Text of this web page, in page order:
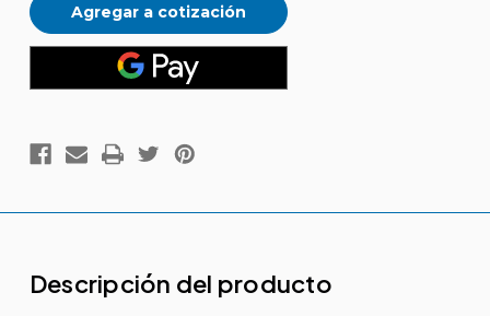
Agregar a cotización
Descripción del producto